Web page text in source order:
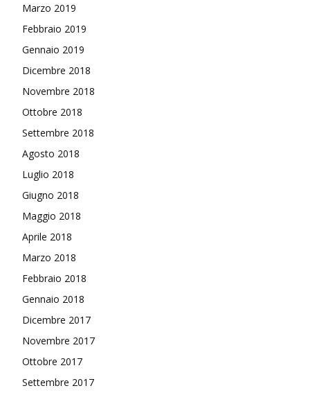
Marzo 2019
Febbraio 2019
Gennaio 2019
Dicembre 2018
Novembre 2018
Ottobre 2018
Settembre 2018
Agosto 2018
Luglio 2018
Giugno 2018
Maggio 2018
Aprile 2018
Marzo 2018
Febbraio 2018
Gennaio 2018
Dicembre 2017
Novembre 2017
Ottobre 2017
Settembre 2017